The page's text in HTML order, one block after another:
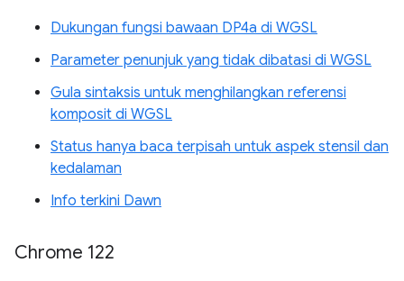
Dukungan fungsi bawaan DP4a di WGSL
Parameter penunjuk yang tidak dibatasi di WGSL
Gula sintaksis untuk menghilangkan referensi
komposit di WGSL
Status hanya baca terpisah untuk aspek stensil dan
kedalaman
Info terkini Dawn
Chrome 122